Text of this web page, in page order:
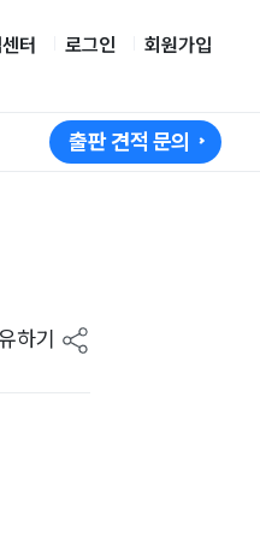
터 로그인 회원가입
출판 견적 문의
하기